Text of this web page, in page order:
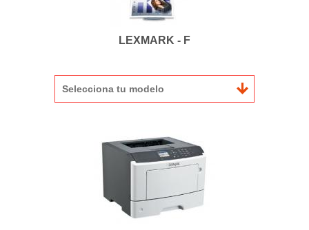
LEXMARK - F
Selecciona tu modelo